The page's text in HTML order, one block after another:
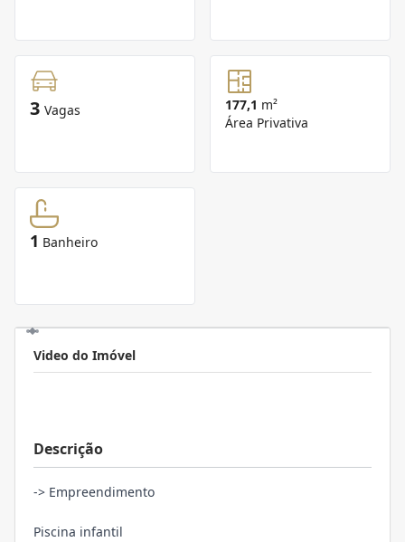
3 Vagas 177,1 m²
Área Privativa
1 Banheiro
Video do Imóvel
Descrição
-> Empreendimento
Piscina infantil